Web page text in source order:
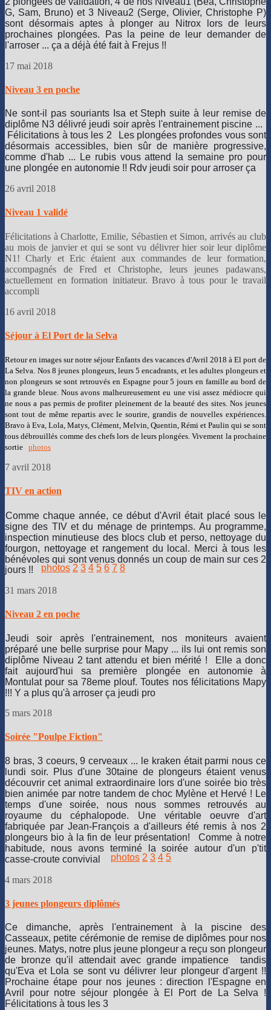
G, Sam, Bruno) et 3 Niveau2 (Serge, Olivier, Christophe P)
sont désormais aptes à plonger au Nitrox lors de leurs
prochaines plongées. Pas la peine de leur demander de
l'arroser ... ça a déjà été fait à Frejus !!
17 mai 2018
Niveau 3 en poche
Ne sont-il pas souriants Isa et Steph suite à leur remise de
diplôme N3 délivré jeudi soir après l'entrainement piscine ...
Félicitations à tous les 2
Les plongées profondes vous sont
désormais accessibles, bien sûr de manière progressive,
comme d'hab ... Le rubis vous attend la semaine pro pour
une plongée en autonomie !! Rdv jeudi soir pour arroser ça
26 avril 2018
Niveau 1 validé
Félicitations à Charlotte, Emilie, Sébastien et Simon, arrivés au club
au mois de janvier et qui se sont vu délivrer hier soir leur diplôme
N1! Charly et Eric étaient aux commandes de leur formation,
accompagnés de Fred et Christophe, leurs jeunes padawans,
actuellement en formation initiateur. Bravo à tous pour le travail
accompli
16 avril 2018
Séjour à El Port de la Selva
Retour en images sur notre séjour Enfants des vacances d'Avril 2018 à El port de
La Selva. Nos 8 jeunes plongeurs, leurs 5 encadrants, et les adultes plongeurs et
non plongeurs se sont retrouvés en Espagne pour 5 jours en famille au bord de
la grande bleue. Nous avons malheureusement eu une visi assez médiocre qui
ne nous a pas permis de profiter pleinement de la beauté des sites. Nos jeunes
sont tout de même repartis avec le sourire, grandis de nouvelles expériences.
Bravo à Eva, Lola, Matys, Clément, Melvin, Quentin, Rémi et Paulin qui se sont
tous débrouillés comme des chefs lors de leurs plongées. Vivement la prochaine
sortie photos
7 avril 2018
TIV en action
Comme chaque année, ce début d'Avril était placé sous le
signe des TIV et du ménage de printemps. Au programme,
inspection minutieuse des blocs club et perso, nettoyage du
fourgon, nettoyage et rangement du local. Merci à tous les
bénévoles qui sont venus donnés un coup de main sur ces 2
jours !!
photos 2 3 4 5 6 7 8
31 mars 2018
Niveau 2 en poche
Jeudi soir après l'entrainement, nos moniteurs avaient
préparé une belle surprise pour Mapy ... ils lui ont remis son
diplôme Niveau 2 tant attendu et bien mérité !
Elle a donc
fait aujourd'hui sa première plongée en autonomie à
Montulat pour sa 78eme plouf. Toutes nos félicitations Mapy
!!! Y a plus qu'à arroser ça jeudi pro
5 mars 2018
Soirée "Poulpe Fiction"
8 bras, 3 coeurs, 9 cerveaux ... le kraken était parmi nous ce
lundi soir. Plus d'une 30taine de plongeurs étaient venus
découvrir cet animal extraordinaire lors d'une soirée bio très
bien animée par notre tandem de choc Mylène et Hervé ! Le
temps d'une soirée, nous nous sommes retrouvés au
royaume du céphalopode. Une véritable oeuvre d'art
fabriquée par Jean-François a d'ailleurs été remis à nos 2
plongeurs bio à la fin de leur présentation!
Comme à notre
habitude, nous avons terminé la soirée autour d'un p'tit
casse-croute convivial
photos 2 3 4 5
4 mars 2018
3 jeunes plongeurs diplômés
Ce dimanche, après l'entrainement à la piscine des
Casseaux, petite cérémonie de remise de diplômes pour nos
jeunes. Matys, notre plus jeune plongeur a reçu son plongeur
de bronze qu'il attendait avec grande impatience
tandis
qu'Eva et Lola se sont vu délivrer leur plongeur d'argent !!
Prochaine étape pour nos jeunes : direction l'Espagne en
Avril pour notre séjour plongée à El Port de La Selva !
Félicitations à tous les 3